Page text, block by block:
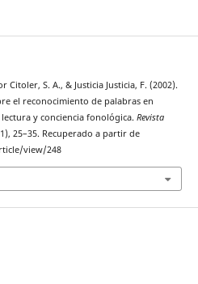
S. A., & Justicia Justicia, F. (2002).
el reconocimiento de palabras en
y conciencia fonológica. Revista
25–35. Recuperado a partir de
view/248